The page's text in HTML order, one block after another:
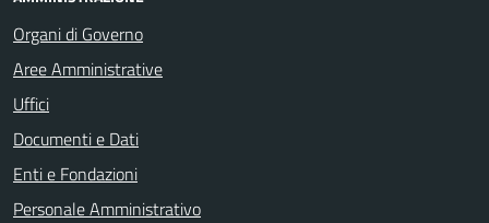
Organi di Governo
Aree Amministrative
Uffici
Documenti e Dati
Enti e Fondazioni
Personale Amministrativo